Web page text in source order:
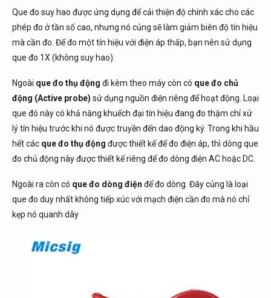
Que đo suy hao được ứng dụng để cải thiện độ chính xác cho các
phép đo ở tần số cao, nhưng nó củng sẽ làm giảm biên độ tín hiệu
mà cần đo. Để đo một tín hiệu với điện áp thấp, bạn nên sử dụng
que đo 1X (không suy hao).
Ngoài que đo thụ động đi kèm theo máy còn có que đo chủ
động (Active probe) sử dụng nguồn điện riêng để hoạt động. Loại
que đó này có khả năng khuếch đại tín hiệu đang đo thậm chí xử
lý tín hiệu trước khi nó được truyền đến dao động ký. Trong khi hầu
hết các que đo thụ động được thiết kế để đo điện áp, thì dòng que
đo chủ động này được thiết kế riêng để đo dòng điện AC hoặc DC.
Ngoài ra còn có que đo dòng điện để đo dòng. Đây củng là loại
que đo duy nhất không tiếp xúc với mạch điện cần đo mà nó chỉ
kẹp nó quanh dây